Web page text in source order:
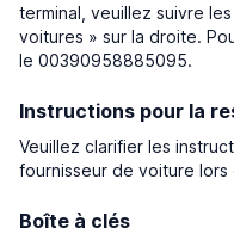
terminal, veuillez suivre
voitures » sur la droite.
le 00390958885095.
Instructions pour la
Veuillez clarifier les
fournisseur de voiture
Boîte à clés